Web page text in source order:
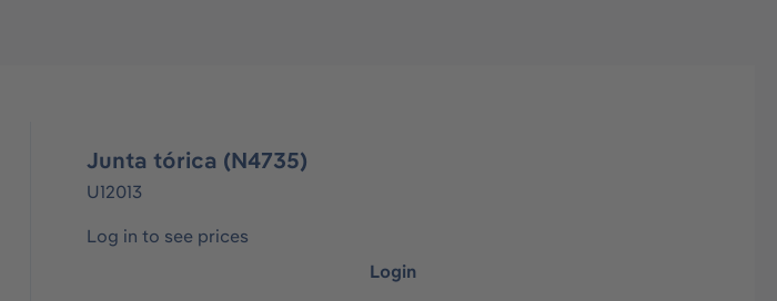
Junta tórica (N4735)
U12013
Log in to see prices
Login